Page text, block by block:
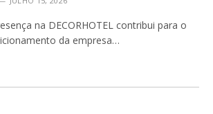
na DECORHOTEL contribui para o
da empresa…